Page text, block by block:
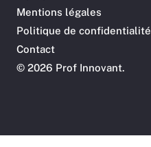
© 2026 Prof Innovant.
Mentions légales
Politique de confidentialité
Contact